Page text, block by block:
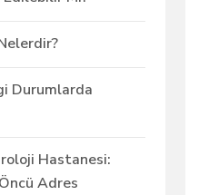
Durumlarda
Hastanesi:
Adres